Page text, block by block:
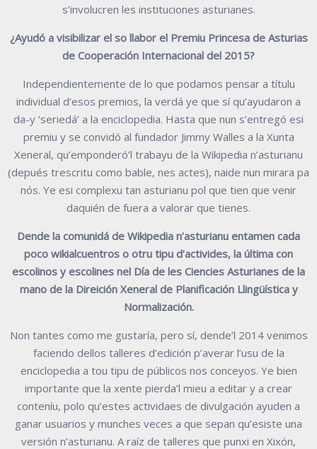
s’involucren les instituciones asturianes.
¿Ayudó a visibilizar el so llabor el Premiu Princesa de Asturias
de Cooperación Internacional del 2015?
Independientemente de lo que podamos pensar a títulu
individual d’esos premios, la verdá ye que sí qu’ayudaron a
da-y ‘seriedá’ a la enciclopedia. Hasta que nun s’entregó esi
premiu y se convidó al fundador Jimmy Walles a la Xunta
Xeneral, qu’emponderó’l trabayu de la Wikipedia n’asturianu
(depués trescritu como bable, nes actes), naide nun mirara pa
nós. Ye esi complexu tan asturianu pol que tien que venir
daquién de fuera a valorar que tienes.
Dende la comunidá de Wikipedia n’asturianu entamen cada
poco wikialcuentros o otru tipu d’activides, la última con
escolinos y escolines nel Día de les Ciencies Asturianes de la
mano de la Direición Xeneral de Planificación Llingüística y
Normalización.
Non tantes como me gustaría, pero sí, dende’l 2014 venimos
faciendo dellos talleres d’edición p’averar l’usu de la
enciclopedia a tou tipu de públicos nos conceyos. Ye bien
importante que la xente pierda’l mieu a editar y a crear
conteníu, polo qu’estes actividaes de divulgación ayuden a
ganar usuarios y munches veces a que sepan qu’esiste una
versión n’asturianu. A raíz de talleres que punxi en Xixón,